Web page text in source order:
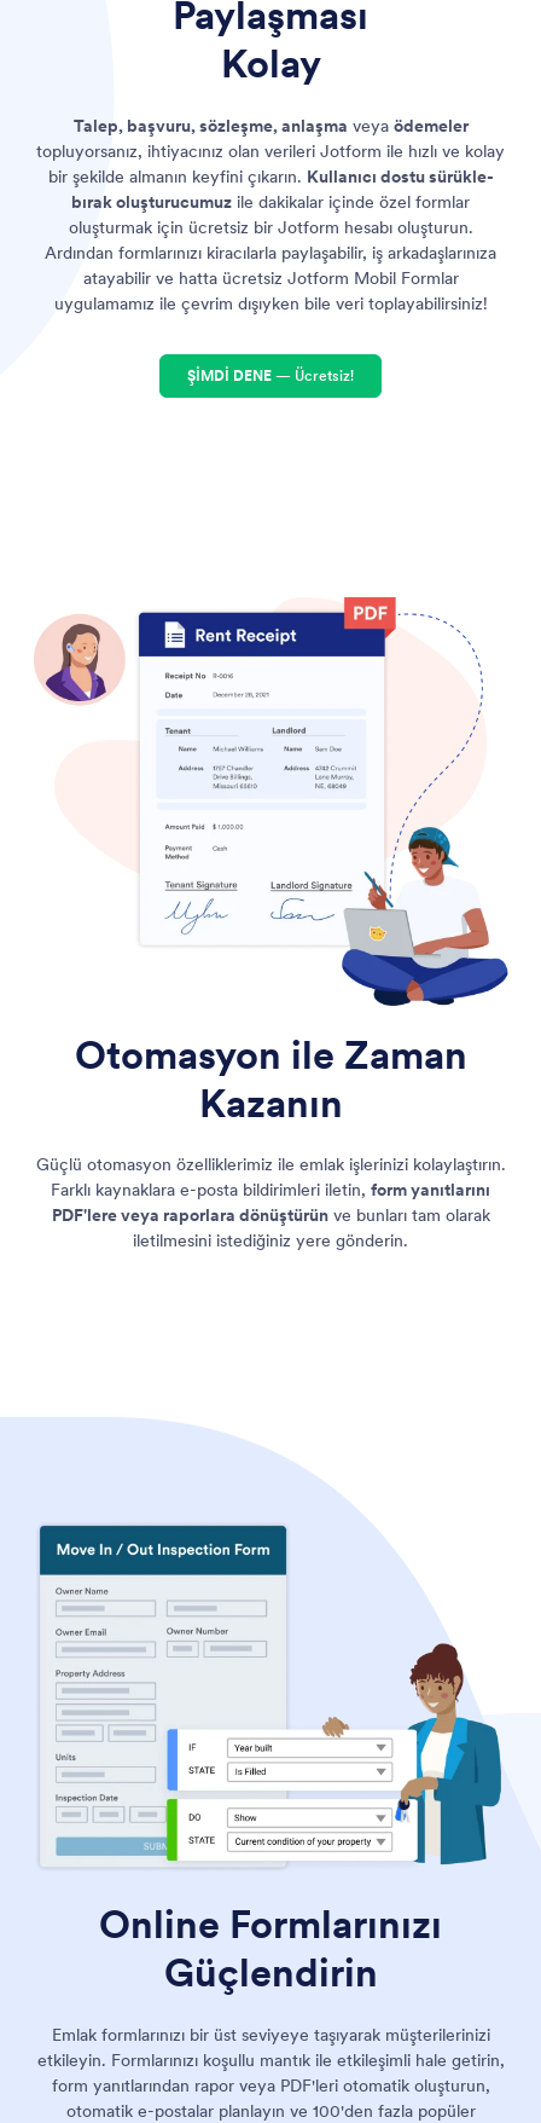
Paylaşması
Kolay
Talep, başvuru, sözleşme, anlaşma veya ödemeler
topluyorsanız, ihtiyacınız olan verileri Jotform ile hızlı ve kolay
bir şekilde almanın keyfini çıkarın. Kullanıcı dostu sürükle-
bırak oluşturucumuz ile dakikalar içinde özel formlar
oluşturmak için ücretsiz bir Jotform hesabı oluşturun.
Ardından formlarınızı kiracılarla paylaşabilir, iş arkadaşlarınıza
atayabilir ve hatta ücretsiz Jotform Mobil Formlar
uygulamamız ile çevrim dışıyken bile veri toplayabilirsiniz!
ŞİMDİ DENE — Ücretsiz!
Otomasyon ile Zaman
Kazanın
Güçlü otomasyon özelliklerimiz ile emlak işlerinizi kolaylaştırın.
Farklı kaynaklara e-posta bildirimleri iletin, form yanıtlarını
PDF'lere veya raporlara dönüştürünve bunları tam olarak
iletilmesini istediğiniz yere gönderin.
Online Formlarınızı
Güçlendirin
Emlak formlarınızı bir üst seviyeye taşıyarak müşterilerinizi
etkileyin. Formlarınızı koşullu mantık ile etkileşimli hale getirin,
form yanıtlarından rapor veya PDF'leri otomatik oluşturun,
otomatik e-postalar planlayın ve 100'den fazla popüler